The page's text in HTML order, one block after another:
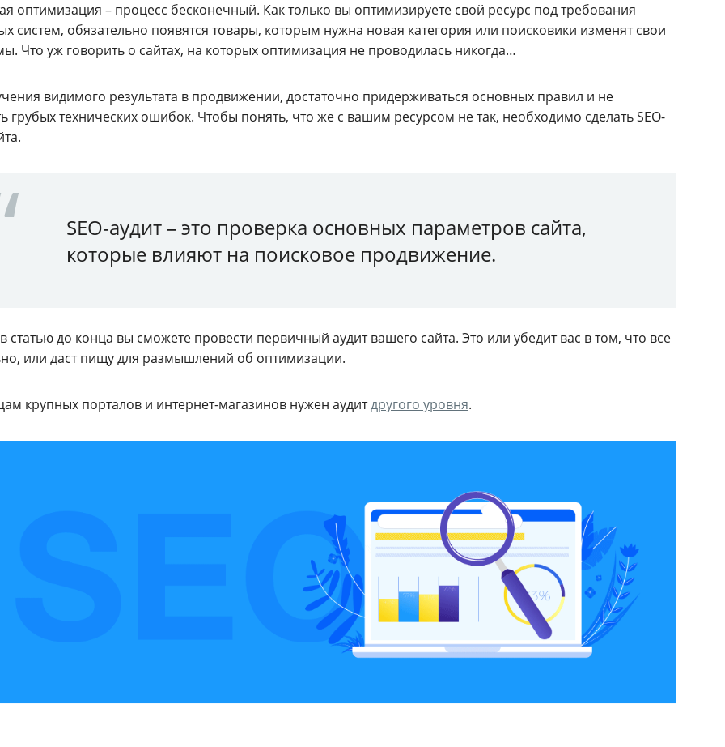
оптимизация – процесс бесконечный. Как только вы оптимизируете свой ресурс под требования
систем, обязательно появятся товары, которым нужна новая категория или поисковики изменят свои
Что уж говорить о сайтах, на которых оптимизация не проводилась никогда…
видимого результата в продвижении, достаточно придерживаться основных правил и не
грубых технических ошибок. Чтобы понять, что же с вашим ресурсом не так, необходимо сделать SEO-
SEO-аудит – это проверка основных параметров сайта,
которые влияют на поисковое продвижение.
статью до конца вы сможете провести первичный аудит вашего сайта. Это или убедит вас в том, что все
или даст пищу для размышлений об оптимизации.
крупных порталов и интернет-магазинов нужен аудитдругого уровня.